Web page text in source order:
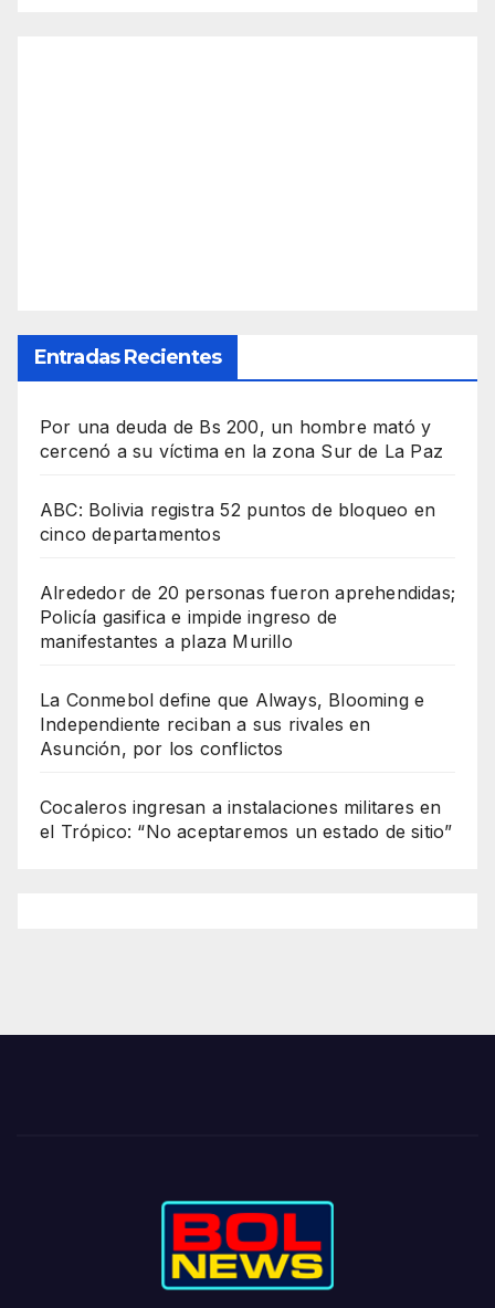
Entradas Recientes
Por una deuda de Bs 200, un hombre mató y
cercenó a su víctima en la zona Sur de La Paz
ABC: Bolivia registra 52 puntos de bloqueo en
cinco departamentos
Alrededor de 20 personas fueron aprehendidas;
Policía gasifica e impide ingreso de
manifestantes a plaza Murillo
La Conmebol define que Always, Blooming e
Independiente reciban a sus rivales en
Asunción, por los conflictos
Cocaleros ingresan a instalaciones militares en
el Trópico: “No aceptaremos un estado de sitio”